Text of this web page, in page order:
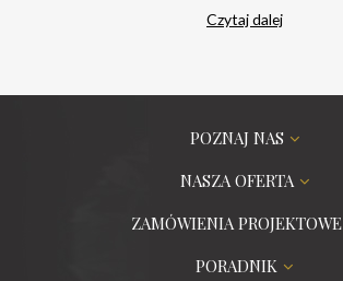
Czytaj dalej
POZNAJ NAS
NASZA OFERTA
ZAMÓWIENIA PROJEKTOWE
PORADNIK